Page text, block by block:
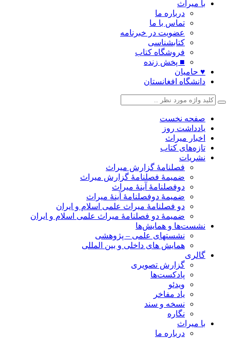
با میراث
درباره ما
تماس با ما
عضویت در خبرنامه
کتابشناسی
فروشگاه کتاب
■ پخش زنده
♥ حامیان
دانشگاه افغانستان
صفحه نخست
یادداشت روز
اخبار میراث
تازه‌های کتاب
نشریات
فصلنامۀ گزارش میراث
ضمیمۀ فصلنامۀ گزارش میراث
دوفصلنامۀ آینۀ میراث
ضمیمۀ دوفصلنامۀ آینۀ میراث
دو فصلنامۀ میراث علمی اسلام و ایران
ضمیمۀ دو فصلنامۀ میراث علمی اسلام و ایران
نشست‌ها و همایش‌ها
نشستهای علمی – پژوهشی
همایش های داخلی و بین المللی
گالری
گزارش تصویری
پادکست‌ها
ویدئو
یاد مفاخر
نسخه و سند
نگاره
با میراث
درباره ما